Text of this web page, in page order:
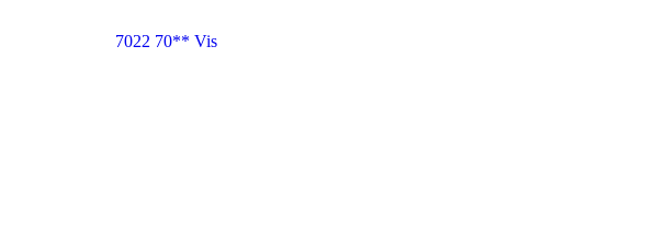
7022 70** Vis